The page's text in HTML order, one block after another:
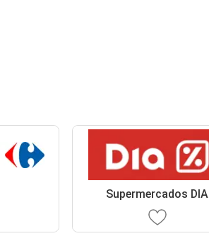
Supermercados DIA